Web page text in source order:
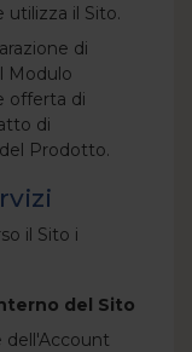
utilizza il Sito.
di
Modulo
offerta di
di
Prodotto.
il Sito i
del Sito
dell'Account